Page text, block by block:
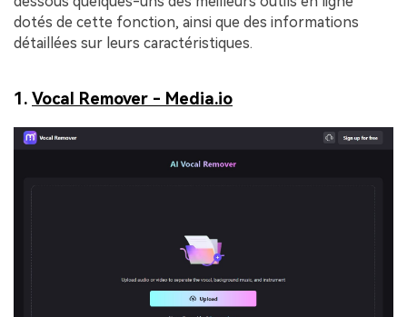
dotés de cette fonction, ainsi que des informations
détaillées sur leurs caractéristiques.
1. Vocal Remover - Media.io